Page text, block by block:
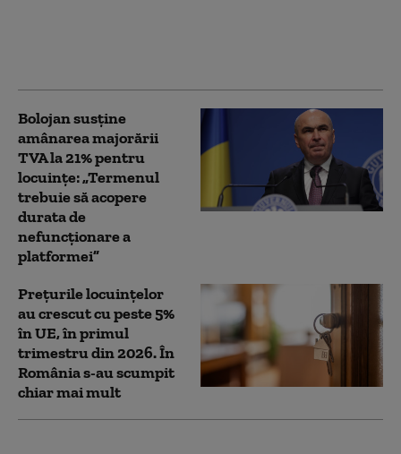
Bolojan susține
amânarea majorării
TVA la 21% pentru
locuințe: „Termenul
trebuie să acopere
durata de
nefuncționare a
platformei”
Preţurile locuinţelor
au crescut cu peste 5%
în UE, în primul
trimestru din 2026. În
România s-au scumpit
chiar mai mult